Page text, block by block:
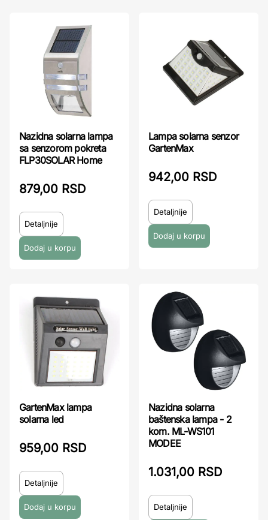
Nazidna solarna lampa
sa senzorom pokreta
FLP30SOLAR Home
879,00 RSD
Detaljnije
Lampa solarna senzor
GartenMax
942,00 RSD
Detaljnije
GartenMax lampa
solarna led
959,00 RSD
Detaljnije
Nazidna solarna
baštenska lampa - 2
kom. ML-WS101
MODEE
1.031,00 RSD
Detaljnije